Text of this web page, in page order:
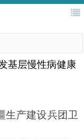
认证 往届回顾
基层慢性病健康
生产建设兵团卫